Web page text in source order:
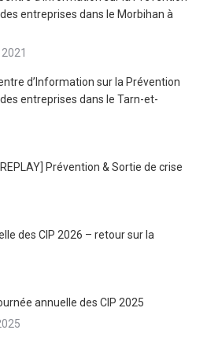
entreprises dans le Morbihan à
d’Information sur la Prévention
entreprises dans le Tarn-et-
REPLAY] Prévention & Sortie de crise
des CIP 2026 – retour sur la
annuelle des CIP 2025